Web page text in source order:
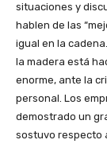
situaciones y
hablen de las
igual en la
la madera está
enorme, ante la
personal. Los
demostrado un
sostuvo respecto